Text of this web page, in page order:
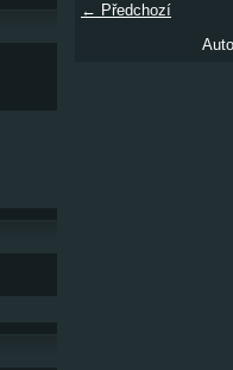
← Předchozí